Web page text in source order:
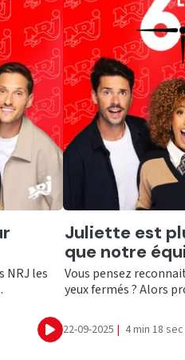
NRJ les
Ecouter
Ecouter
Juliette est
que notre
Vous pensez
yeux fermés ? Alors
22-09-2025 | 4 min 18 sec